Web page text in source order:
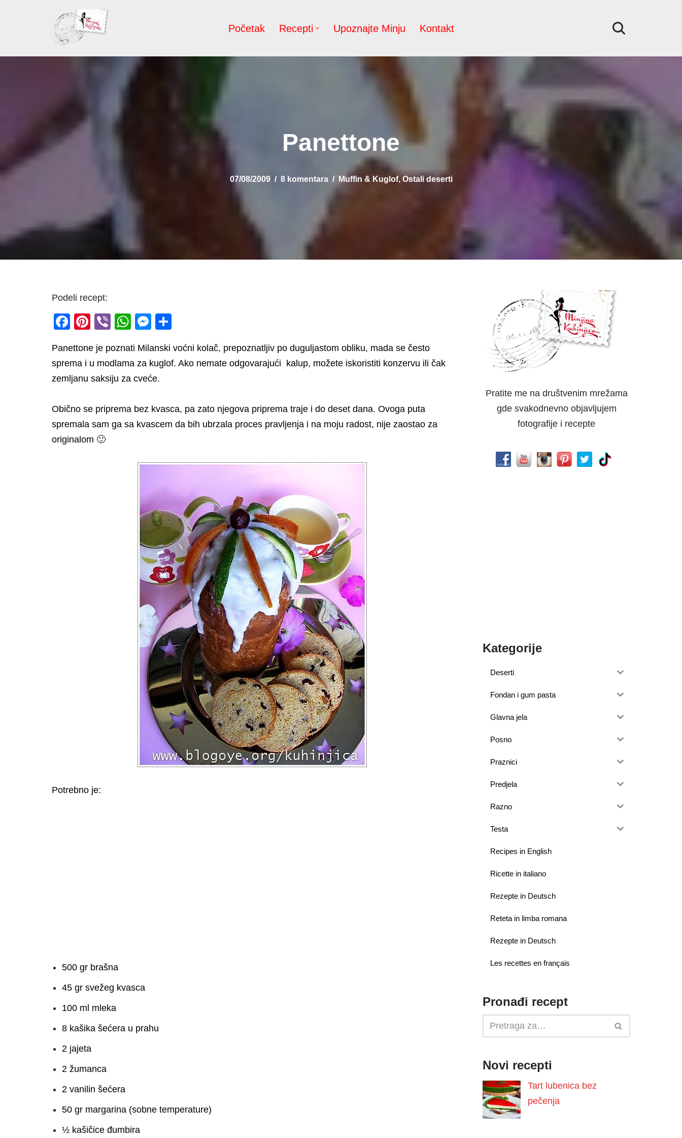
sadržaj
Početak Recepti Upoznajte Minju Kontakt
Panettone
07/08/2009 8 komentara Muffin & Kuglof, Ostali deserti
Podeli recept:
F
c
e
b
o
o
k
Pi
er
e
st
Vi
er
W
at
s
A
p
p
M
ss
e
n
g
er
ar
e
Panettone je poznati Milanski voćni kolač, prepoznatljiv po duguljastom obliku, mada se često
sprema i u modlama za kuglof. Ako nemate odgovarajući kalup, možete iskoristiti konzervu ili čak
zemljanu saksiju za cveće.
Obično se priprema bez kvasca, pa zato njegova priprema traje i do deset dana. Ovoga puta
spremala sam ga sa kvascem da bih ubrzala proces pravljenja i na moju radost, nije zaostao za
originalom 🙂
Potrebno je:
500 gr brašna
45 gr svežeg kvasca
100 ml mleka
8 kašika šećera u prahu
2 jajeta
2 žumanca
2 vanilin šećera
50 gr margarina (sobne temperature)
½ kašičice đumbira
Pratite me na društvenim mrežama
gde svakodnevno objavljujem
fotografije i recepte
Kategorije
Deserti
Fondan i gum pasta
Glavna jela
Posno
Praznici
Predjela
Razno
Testa
Recipes in English
Ricette in italiano
Rezepte in Deutsch
Reteta in limba romana
Rezepte in Deutsch
Les recettes en français
Pronađi recept
Novi recepti
Tart lubenica bez
pečenja